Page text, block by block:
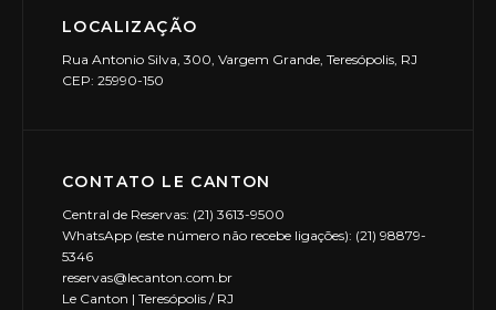
LOCALIZAÇÃO
Rua Antonio Silva, 300, Vargem Grande, Teresópolis, RJ
CEP: 25990-150
CONTATO LE CANTON
Central de Reservas: (21) 3613-9500
WhatsApp (este número não recebe ligações): (21) 98879-
5346
reservas@lecanton.com.br
Le Canton | Teresópolis / RJ